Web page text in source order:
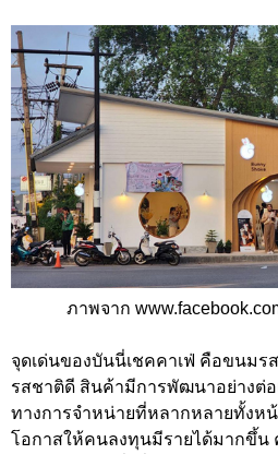
ภาพจาก
จุดเด่นของบันนี่เชคคาเฟ่ คือขนมร
รสชาติดี สินค้ามีการพัฒนาอย่างต่
ทางการจำหน่ายที่หลากหลายทั้งหน้
โอกาสให้คนลงทุนมีรายได้มากขึ้น